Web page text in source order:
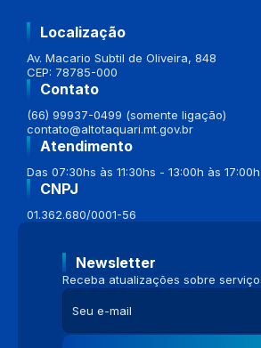
Localização
Av. Macario Subtil de Oliveira, 848
CEP: 78785-000
Contato
(66) 99937-0499 (somente ligação)
contato@altotaquari.mt.gov.br
Atendimento
Das 07:30hs às 11:30hs - 13:00h às 17:00h
CNPJ
01.362.680/0001-56
Newsletter
Receba atualizações sobre